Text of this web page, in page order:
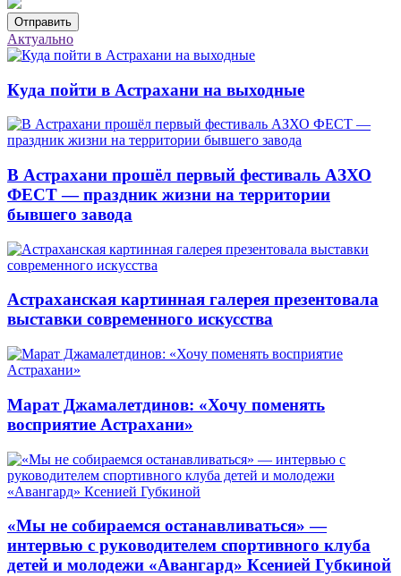
Отправить
Актуально
Куда пойти в Астрахани на выходные
В Астрахани прошёл первый фестиваль АЗХО
ФЕСТ — праздник жизни на территории
бывшего завода
Астраханская картинная галерея презентовала
выставки современного искусства
Марат Джамалетдинов: «Хочу поменять
восприятие Астрахани»
«Мы не собираемся останавливаться» —
интервью с руководителем спортивного клуба
детей и молодежи «Авангард» Ксенией Губкиной